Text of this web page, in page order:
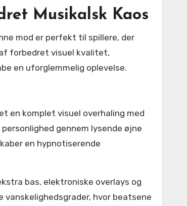
Musikalsk Kaos
forbedret visuel kvalitet,
en uforglemmelig oplevelse.
en komplet visuel overhaling med
gennem lysende øjne
en hypnotiserende
bas, elektroniske overlays og
hvor beatsene